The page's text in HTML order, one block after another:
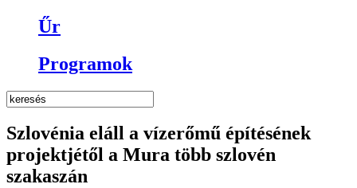
Űr
Programok
Szlovénia eláll a vízerőmű építésének
projektjétől a Mura több szlovén
szakaszán